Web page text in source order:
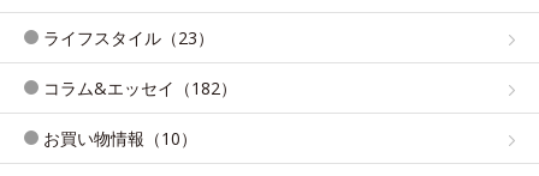
ライフスタイル（23）
コラム&エッセイ（182）
お買い物情報（10）